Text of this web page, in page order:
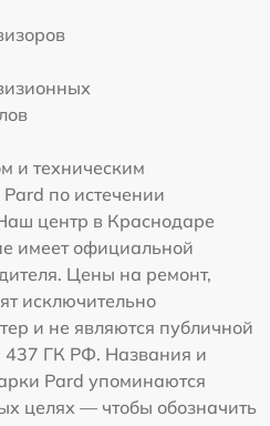
и техническим
по истечении
центр в Краснодаре
имеет официальной
Цены на ремонт,
исключительно
и не являются публичной
437 ГК РФ. Названия и
Pard упоминаются
целях — чтобы обозначить